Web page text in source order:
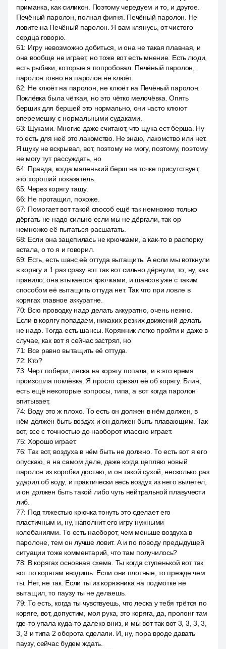
приманка, как силикон. Поэтому чередуем и то, и другое.
Печёный паролон, полная фигня. Печёный паролон. Не
ловите на Печёный паролон. Я вам клянусь, от чистого
сердца говорю.
61: Игру невозможно добиться, и она не такая плавная, и
она вообще не играет, но тоже вот есть мнение. Есть люди,
есть рыбаки, которые я попробовал. Печёный паролон,
паролон говно на паролон не клюёт.
62: Не клюёт на паролон, не клюёт на Печёный паролон.
Поклёвка была чёткая, но это чётко мелочёвка. Опять
бершик для бершей это нормально, они часто клюют
вперемешку с нормальными судаками.
63: Щуками. Многие даже считают, что щука ест берша. Ну
то есть для неё это лакомство. Не знаю, лакомство или нет.
Я щуку не вскрывал, вот, поэтому не могу, поэтому, поэтому
не могу тут рассуждать, но
64: Правда, когда маленький берш на точке присутствует,
это хороший показатель.
65: Через корягу тащу.
66: Не протащил, похоже.
67: Помогает вот такой способ ещё так немножко только
дёргать не надо сильно если мы не дёргали, так op
немножко её пытаться расшатать.
68: Если она зацепилась не крючками, а как-то в распорку
встала, о то я и говорил.
69: Есть, есть шанс её оттуда вытащить. А если мы воткнули
в корягу и 1 раз сразу вот так вот сильно дёрнули, то, ну, как
правило, она втыкается крючками, и шансов уже с таким
способом её вытащить оттуда нет. Так что при ловле в
корягах главное аккуратне.
70: Всю проводку надо делать аккуратно, очень нежно.
Если в корягу попадаем, никаких резких движений делать
не надо. Тогда есть шансы. Коряжник легко пройти и даже в
случае, как вот я сейчас застрял, но
71: Все равно вытащить её оттуда.
72: Кто?
73: Черт побери, леска на корягу попала, и в это время
произошла поклёвка. Я просто срезал её об корягу. Блин,
есть ещё некоторые вопросы, типа, а вот когда паролон
впитывает,
74: Воду это ж плохо. То есть он должен в нём должен, в
нём должен быть воздух и он должен быть плавающим. Так
вот, все с точностью до наоборот классно играет.
75: Хорошо играет.
76: Так вот, воздуха в нём быть не должно. То есть вот я его
опускаю, я на самом деле, даже когда цепляю новый
паролон из коробки достаю, и он такой сухой, несколько раз
ударил об воду, и практически весь воздух из него вылетел,
и он должен быть такой либо чуть нейтральной плавучести
либ.
77: Под тяжестью крючка тонуть это сделает его
пластичным и, ну, наполнит его игру нужными
колебаниями. То есть наоборот, чем меньше воздуха в
паролоне, тем он лучше ловит. А и по поводу предыдущей
ситуации тоже комментарий, что там получилось?
78: В корягах основная схема. Ты когда ступенькой вот так
вот по корягам вводишь. Если они плотные, то прежде чем
ты. Нет, не так. Если ты из коряжника на подмотке не
вытащил, то паузу ты не делаешь.
79: То есть, когда ты чувствуешь, что леска у тебя трётся по
коряге, вот, допустим, моя рука, это коряга, да, пролонг там
где-то упала куда-то далеко вниз, и мы вот так вот 3, 3, 3, 3,
3, 3 и типа 2 оборота сделали. И, ну, пора вроде давать
паузу, сейчас будем ждать.